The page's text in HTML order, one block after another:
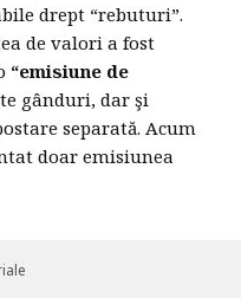
drept “rebuturi”.
de valori a fost
“emisiune de
gânduri, dar şi
separată. Acum
doar emisiunea